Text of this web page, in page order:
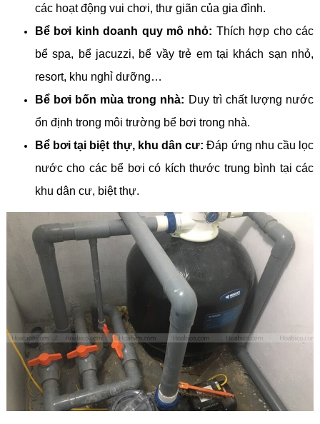
các hoạt động vui chơi, thư giãn của gia đình.
Bể bơi kinh doanh quy mô nhỏ: Thích hợp cho các
bể spa, bể jacuzzi, bể vầy trẻ em tại khách sạn nhỏ,
resort, khu nghỉ dưỡng…
Bể bơi bốn mùa trong nhà: Duy trì chất lượng nước
ổn định trong môi trường bể bơi trong nhà.
Bể bơi tại biệt thự, khu dân cư: Đáp ứng nhu cầu lọc
nước cho các bể bơi có kích thước trung bình tại các
khu dân cư, biệt thự.